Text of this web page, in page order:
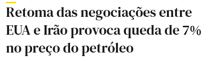
Retoma das negociações entre
EUA e Irão provoca queda de 7%
no preço do petróleo